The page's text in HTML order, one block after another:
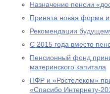
Назначение пенсии
Принята новая форма
Рекомендации
С 2015 года вместо
Пенсионный фонд
материнского капитала
ПФР и «Ростелеком»
«Спасибо Интернету-